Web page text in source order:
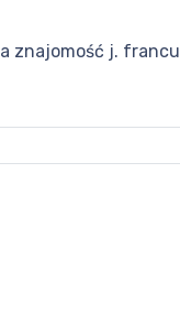
znajomość j.